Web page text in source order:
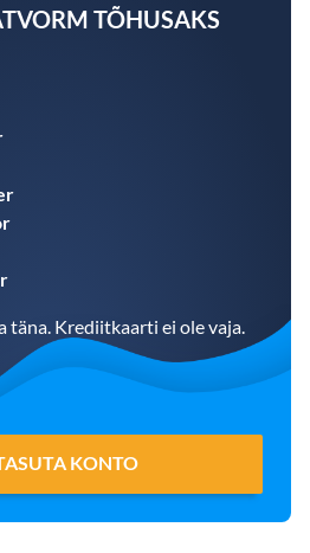
TÕHUSAKS
täna. Krediitkaarti ei ole vaja.
KONTO